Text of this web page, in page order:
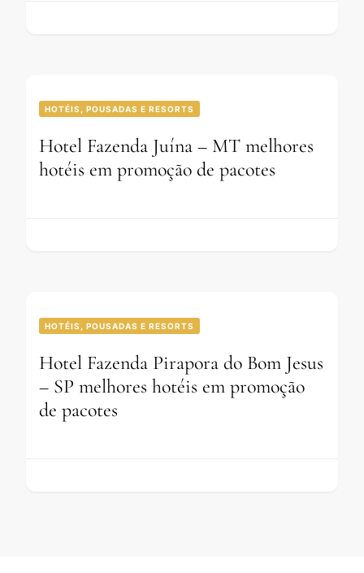
HOTÉIS, POUSADAS E RESORTS
Hotel Fazenda Juína – MT melhores
hotéis em promoção de pacotes
HOTÉIS, POUSADAS E RESORTS
Hotel Fazenda Pirapora do Bom Jesus
– SP melhores hotéis em promoção
de pacotes